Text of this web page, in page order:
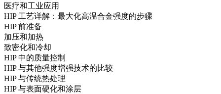
医疗和工业应用
HIP 工艺详解：最大化高温合金强度的步骤
HIP 前准备
加压和加热
致密化和冷却
HIP 中的质量控制
HIP 与其他强度增强技术的比较
HIP 与传统热处理
HIP 与表面硬化和涂层